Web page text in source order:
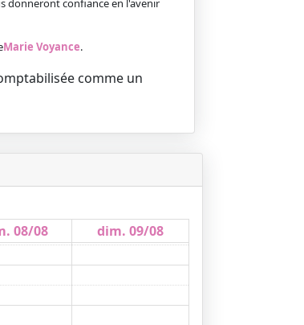
donneront confiance en l'avenir
Marie Voyance.
comme un
08/08 dim. 09/08